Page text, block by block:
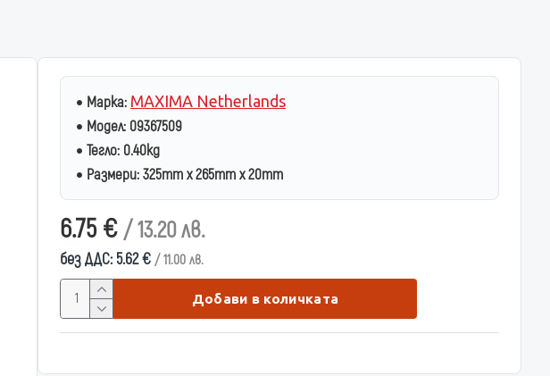
6.75 € / 13.20 лв.
без ДДС: 5.62 € / 11.00 лв.
Марка: MAXIMA Netherlands
Модел: 09367509
Тегло: 0.40kg
Размери:325mm x 265mm x 20mm
Добави в количката